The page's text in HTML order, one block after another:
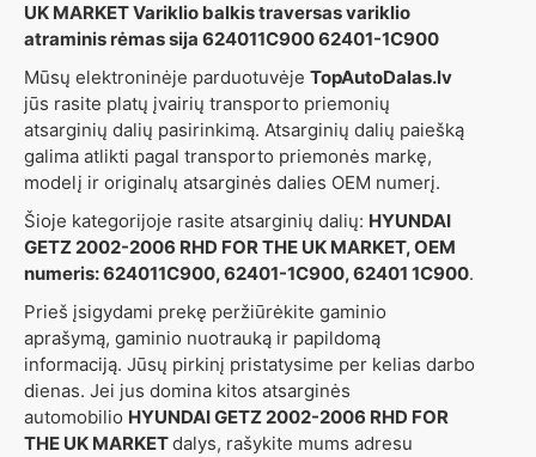
UK MARKET Variklio balkis traversas variklio
atraminis rėmas sija 624011C900 62401-1C900
Mūsų elektroninėje parduotuvėje TopAutoDalas.lv
jūs rasite platų įvairių transporto priemonių
atsarginių dalių pasirinkimą. Atsarginių dalių paiešką
galima atlikti pagal transporto priemonės markę,
modelį ir originalų atsarginės dalies OEM numerį.
Šioje kategorijoje rasite atsarginių dalių: HYUNDAI
GETZ 2002-2006 RHD FOR THE UK MARKET, OEM
numeris: 624011C900, 62401-1C900, 62401 1C900.
Prieš įsigydami prekę peržiūrėkite gaminio
aprašymą, gaminio nuotrauką ir papildomą
informaciją. Jūsų pirkinį pristatysime per kelias darbo
dienas. Jei jus domina kitos atsarginės
automobilio HYUNDAI GETZ 2002-2006 RHD FOR
THE UK MARKETdalys, rašykite mums adresu